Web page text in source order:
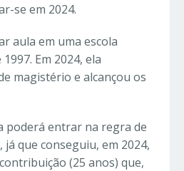
se em 2024.
aula em uma escola
Em 2024, ela
magistério e alcançou os
poderá entrar na regra de
que conseguiu, em 2024,
(25 anos) que,